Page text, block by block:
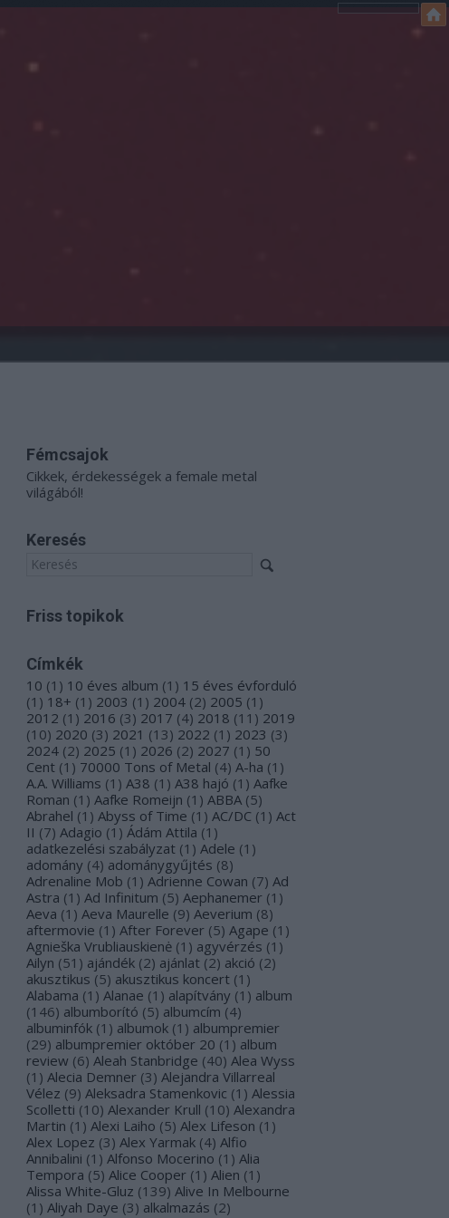
Fémcsajok
Cikkek, érdekességek a female metal
világából!
Keresés
Friss topikok
Címkék
10 (1 ) 10 éves album (1 ) 15 éves évforduló
(1 ) 18+ (1 ) 2003 (1 ) 2004 (2) 2005 (1 )
2012 (1 ) 2016 (3) 2017 (4) 2018 (11 ) 2019
(10) 2020 (3) 2021 (13) 2022 (1 ) 2023 (3)
2024 (2) 2025 (1 ) 2026 (2) 2027 (1 ) 50
Cent (1 ) 70000 Tons of Metal (4) A-ha (1 )
A.A. Williams (1 ) A38 (1 ) A38 hajó (1 ) Aafke
Roman (1 ) Aafke Romeijn (1 ) ABBA (5)
Abrahel (1 ) Abyss of Time (1 ) AC/DC (1 ) Act
II (7) Adagio (1 ) Ádám Attila (1 )
adatkezelési szabályzat (1 ) Adele (1 )
adomány (4) adománygyűjtés (8)
Adrenaline Mob (1 ) Adrienne Cowan (7) Ad
Astra (1 ) Ad Infinitum (5) Aephanemer (1 )
Aeva (1 ) Aeva Maurelle (9) Aeverium (8)
aftermovie (1 ) After Forever (5) Agape (1 )
Agnieška Vrubliauskienė (1 ) agyvérzés (1 )
Ailyn (51 ) ajándék (2) ajánlat (2) akció (2)
akusztikus (5) akusztikus koncert (1 )
Alabama (1 ) Alanae (1 ) alapítvány (1 ) album
(146) albumborító (5) albumcím (4)
albuminfók (1 ) albumok (1 ) albumpremier
(29) albumpremier október 20 (1 ) album
review (6) Aleah Stanbridge (40) Alea Wyss
(1 ) Alecia Demner (3) Alejandra Villarreal
Vélez (9) Aleksadra Stamenkovic (1 ) Alessia
Scolletti (10) Alexander Krull (10) Alexandra
Martin (1 ) Alexi Laiho (5) Alex Lifeson (1 )
Alex Lopez (3) Alex Yarmak (4) Alfio
Annibalini (1 ) Alfonso Mocerino (1 ) Alia
Tempora (5) Alice Cooper (1 ) Alien (1 )
Alissa White-Gluz (139) Alive In Melbourne
(1 ) Aliyah Daye (3) alkalmazás (2)